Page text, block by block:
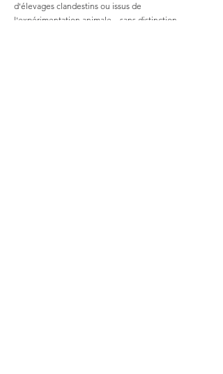
d'élevages clandestins ou issus de
l'expérimentation animale... sans distinction